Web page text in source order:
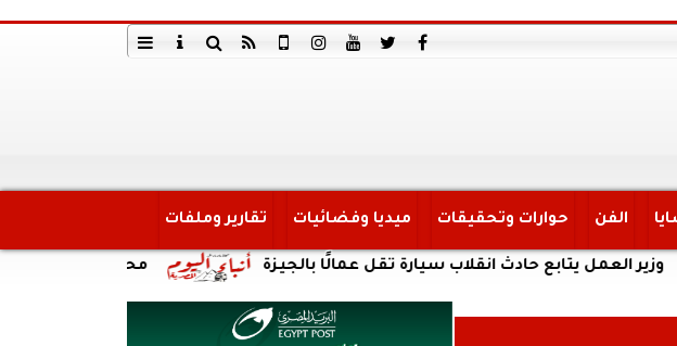
الفن حوارات وتحقيقات ميديا وفضائيات تقارير وملفات
محافظة الجيزة تعقد يتابع حادث انقلاب سيارة تقل عمالًا بالجيزة